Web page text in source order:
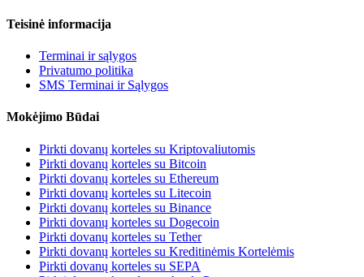
Teisinė informacija
Terminai ir sąlygos
Privatumo politika
SMS Terminai ir Sąlygos
Mokėjimo Būdai
Pirkti dovanų korteles su Kriptovaliutomis
Pirkti dovanų korteles su Bitcoin
Pirkti dovanų korteles su Ethereum
Pirkti dovanų korteles su Litecoin
Pirkti dovanų korteles su Binance
Pirkti dovanų korteles su Dogecoin
Pirkti dovanų korteles su Tether
Pirkti dovanų korteles su Kreditinėmis Kortelėmis
Pirkti dovanų korteles su SEPA